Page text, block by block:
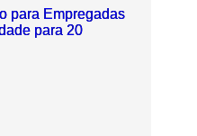
para Empregadas
para 20